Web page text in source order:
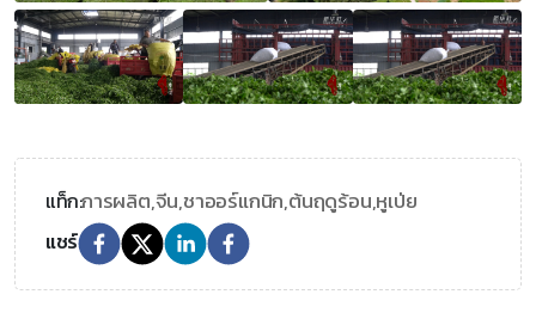
แท็ก:การผลิต,จีน,ชาออร์แกนิก,ต้นฤดูร้อน,หูเป่ย
แชร์